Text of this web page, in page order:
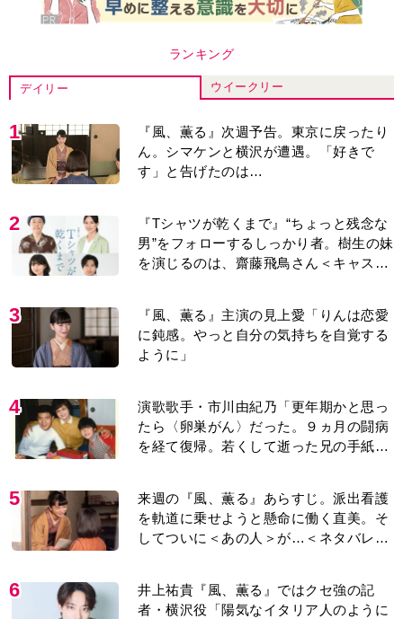
ランキング
デイリー ウイークリー
1
『風、薫る』次週予告。東京に戻ったり
ん。シマケンと横沢が遭遇。「好きで
す」と告げたのは…
2
『Tシャツが乾くまで』“ちょっと残念な
男”をフォローするしっかり者。樹生の妹
を演じるのは、齋藤飛鳥さん＜キャスト
3
『風、薫る』主演の見上愛「りんは恋愛
に鈍感。やっと自分の気持ちを自覚する
ように」
4
演歌歌手・市川由紀乃「更年期かと思っ
たら〈卵巣がん〉だった。９ヵ月の闘病
を経て復帰。若くして逝った兄の手紙を
5
来週の『風、薫る』あらすじ。派出看護
を軌道に乗せようと懸命に働く直美。そ
してついに＜あの人＞が…＜ネタバレあ
6
井上祐貴『風、薫る』ではクセ強の記
者・横沢役「陽気なイタリア人のように